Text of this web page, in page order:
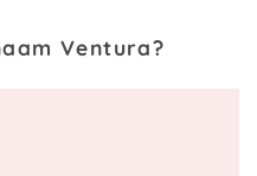
Ventura?